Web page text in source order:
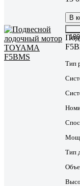
В
Тип
Тип